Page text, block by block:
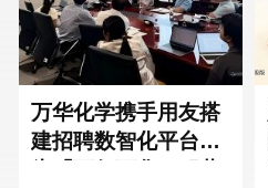
万华化学携手用友搭
建招聘数智化平台，